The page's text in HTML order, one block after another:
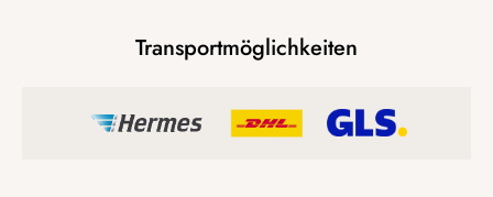
Transportmöglichkeiten